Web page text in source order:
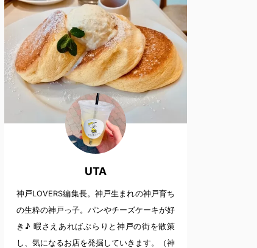
UTA
神戸LOVERS編集長。神戸生まれの神戸育ち
の生粋の神戸っ子。パンやチーズケーキが好
き♪ 暇さえあればぶらりと神戸の街を散策
し、気になるお店を発掘していきます。（神